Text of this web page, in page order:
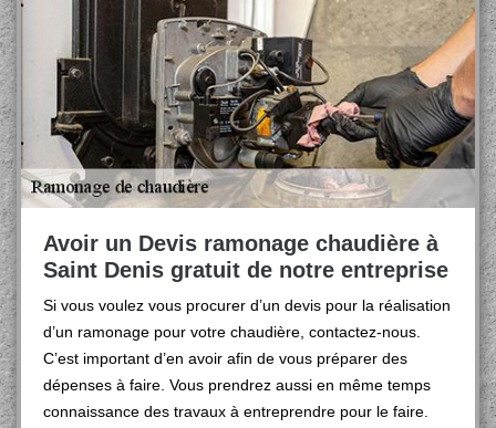
Avoir un Devis ramonage chaudière à
Saint Denis gratuit de notre entreprise
Si vous voulez vous procurer d’un devis pour la réalisation
d’un ramonage pour votre chaudière, contactez-nous.
C’est important d’en avoir afin de vous préparer des
dépenses à faire. Vous prendrez aussi en même temps
connaissance des travaux à entreprendre pour le faire.